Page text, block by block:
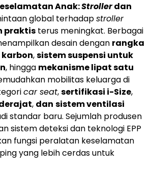
Anak:Strollerdan
global terhadapstroller
praktis terus meningkat. Berbagai
desain dengan rangka
,sistem suspensi untuk
, hingga mekanisme lipat satu
mobilitas keluarga di
car seat,sertifikasi i-Size,
, dan sistem ventilasi
standar baru. Sejumlah produsen
sistem deteksi dan teknologi EPP
fungsi peralatan keselamatan
yang lebih cerdas untuk